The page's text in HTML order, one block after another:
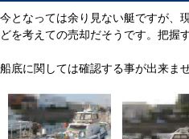
今となっては余り見ない艇ですが、
どを考えての売却だそうです。把握
船底に関しては確認する事が出来ませ